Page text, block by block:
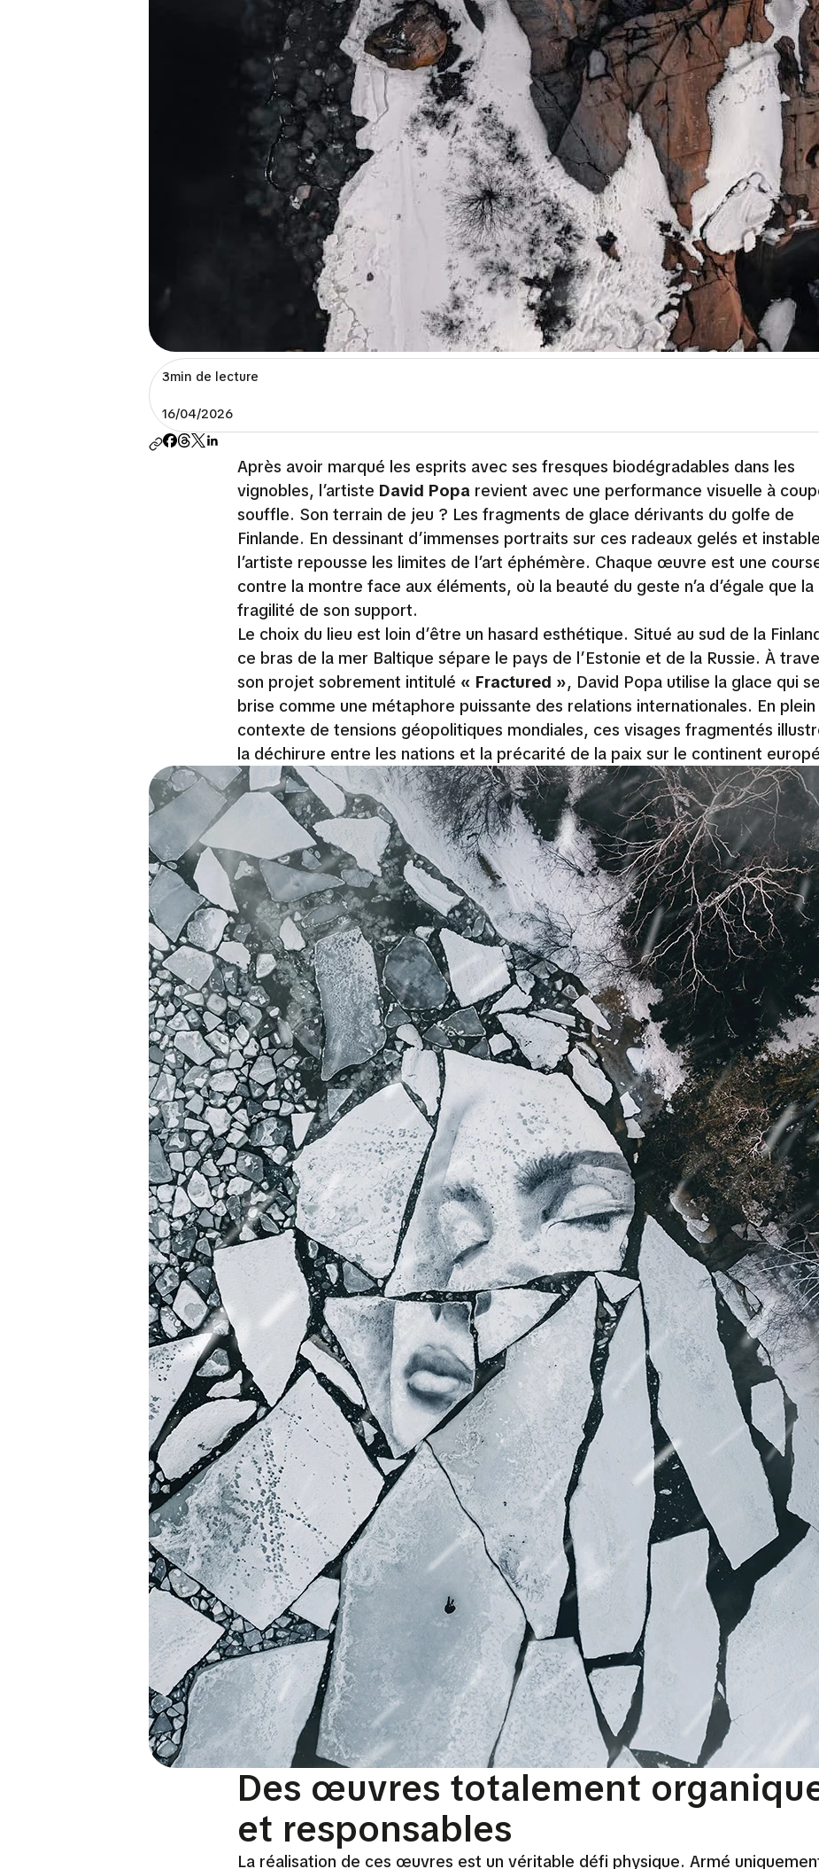
3min de lecture
16/04/2026
Après avoir marqué les esprits avec ses fresques biodégradables dans les
vignobles, l’artiste David Popa revient avec une performance visuelle à
souffle. Son terrain de jeu ? Les fragments de glace dérivants du golfe de
Finlande. En dessinant d’immenses portraits sur ces radeaux gelés et
l’artiste repousse les limites de l’art éphémère. Chaque œuvre est une
contre la montre face aux éléments, où la beauté du geste n’a d’égale que la
fragilité de son support.
Le choix du lieu est loin d’être un hasard esthétique. Situé au sud de la
ce bras de la mer Baltique sépare le pays de l’Estonie et de la Russie. À
son projet sobrement intitulé « Fractured », David Popa utilise la glace qui se
brise comme une métaphore puissante des relations internationales. En plein
contexte de tensions géopolitiques mondiales, ces visages fragmentés
la déchirure entre les nations et la précarité de la paix sur le continent
Des œuvres totalement
et responsables
La réalisation de ces œuvres est un véritable défi physique. Armé